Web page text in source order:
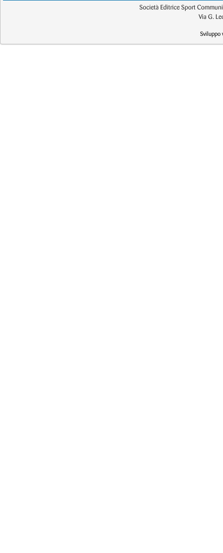
Società Editrice Sport
Via G.
Sviluppo